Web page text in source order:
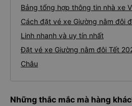
Bảng tổng hợp thông tin nhà xe
Cách đặt vé xe Giường nằm đôi
Linh nhanh và uy tín nhất
Đặt vé xe Giường nằm đôi Tết
Châu
Những thắc mắc mà hàng